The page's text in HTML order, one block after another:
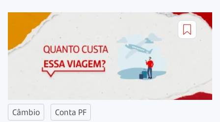
Câmbio Conta PF